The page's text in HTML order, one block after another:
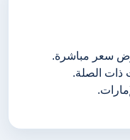
سعر مباشرة.
ذات الصلة.